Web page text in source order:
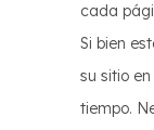
cada
Si bien
su sitio
tiempo.